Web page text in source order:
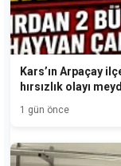
Kars’ın Arpaçay
hırsızlık olayı
1 gün önce